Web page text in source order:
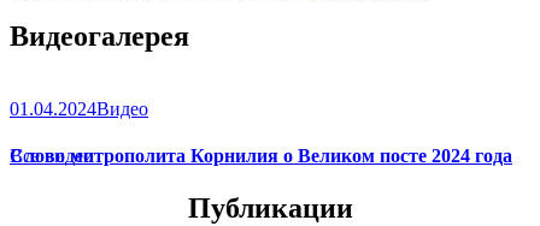
(икона),Игрицкая,Шуйская
Сергиевская(в Троице-Сергиевой Лавре).
Видеогалерея
01.04.2024Видео
Слово митрополита Корнилия о Великом посте 2024 года
Все видео
Публикации